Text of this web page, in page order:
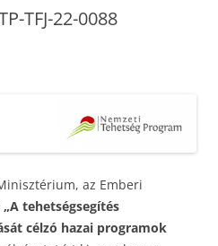
TFJ-22-0088
az Emberi
„A tehetségsegítés
célzó hazai programok